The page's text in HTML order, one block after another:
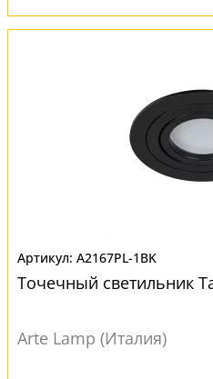
A2167PL-1BK
Точечный светильник
Arte Lamp (Италия)